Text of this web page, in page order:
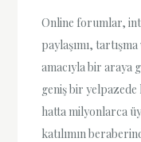
Online forumlar,
paylaşımı,
amacıyla bir
geniş bir
hatta milyonlarca
katılımın